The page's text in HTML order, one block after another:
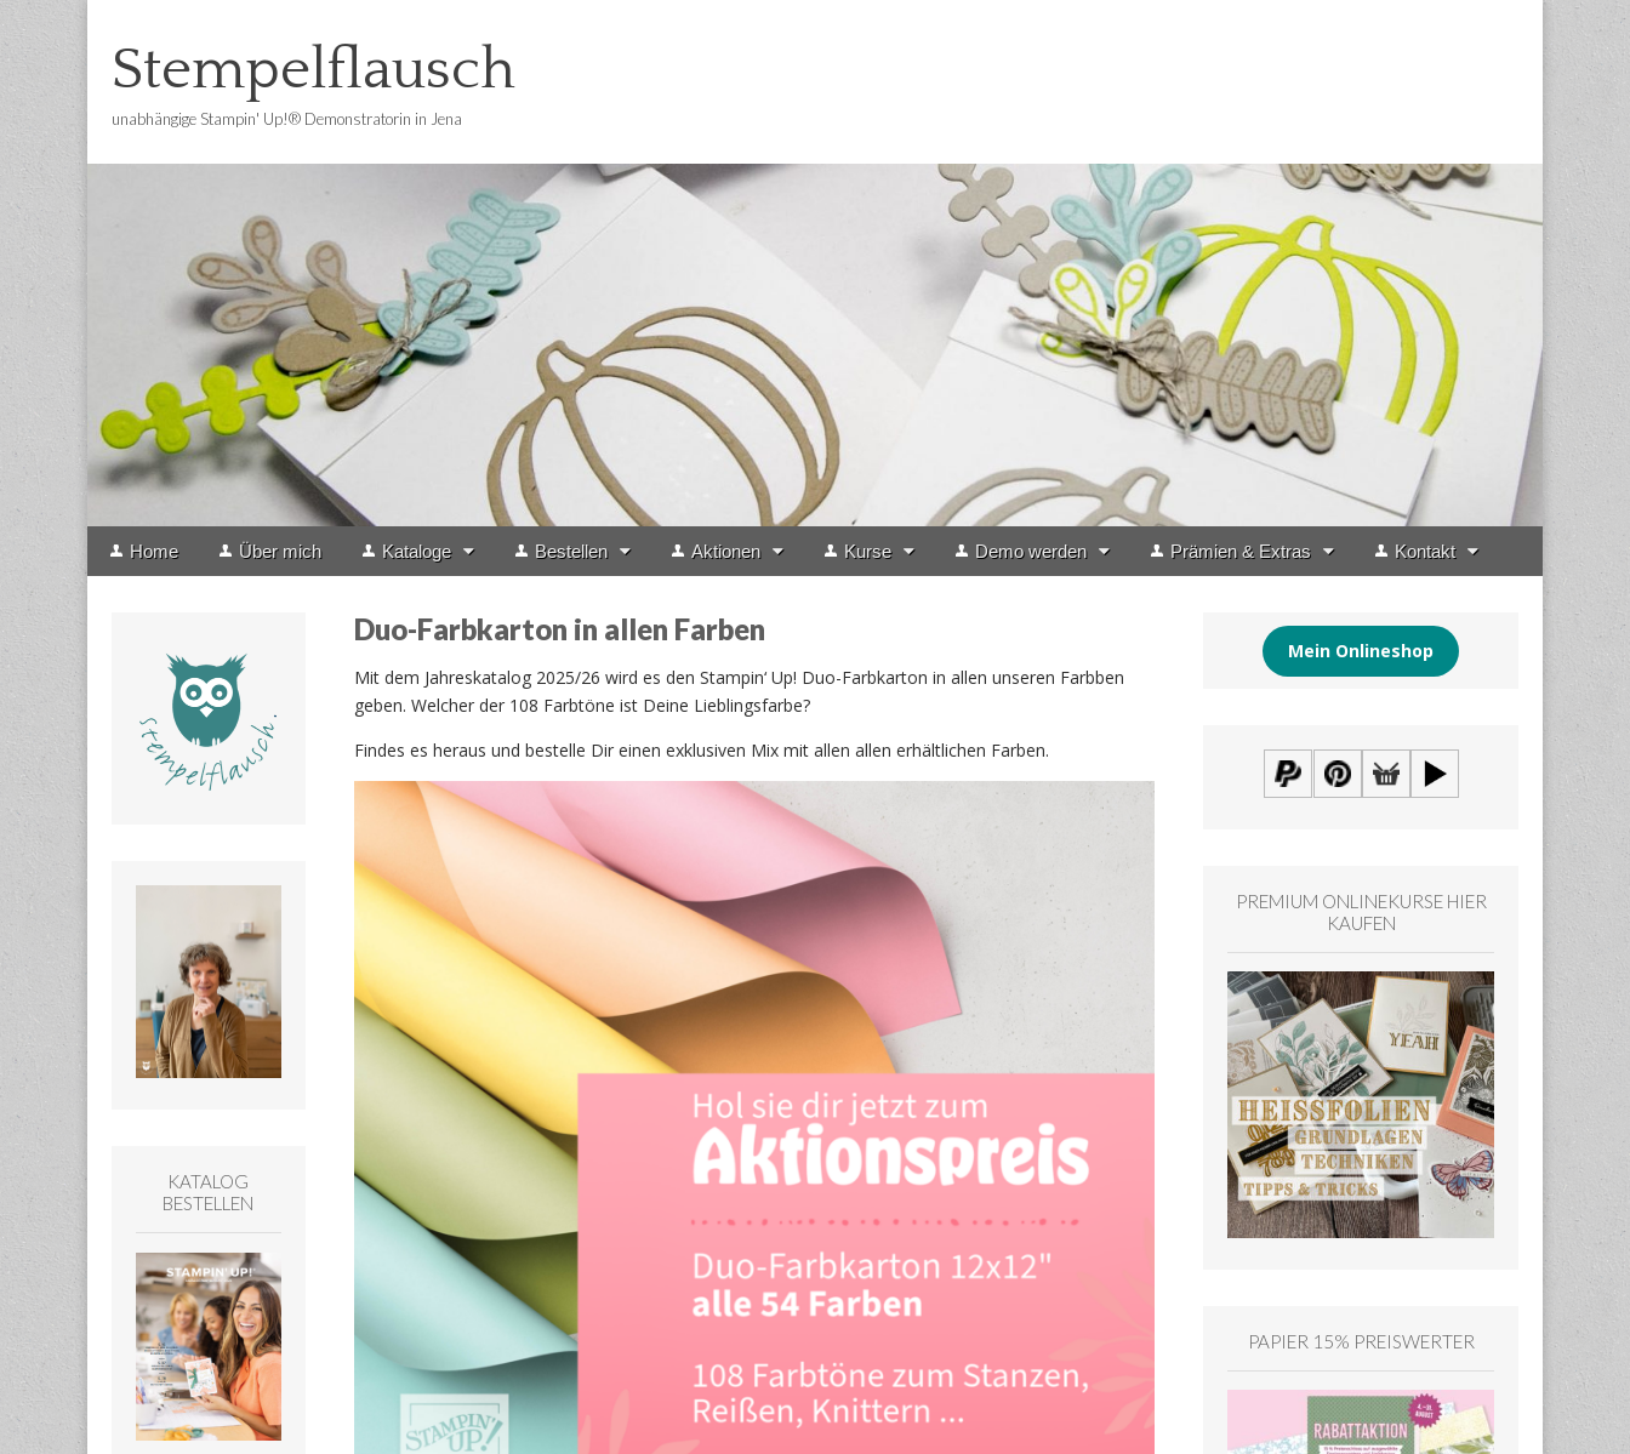
Stempelflausch
unabhängige Stampin' Up!® Demonstratorin in Jena
Main
Skip
Home Über mich Kataloge Bestellen Aktionen Kurse Demo werden Prämien & Extras Kontakt
Duo-Farbkarton in allen Farben
Mit dem Jahreskatalog 2025/26 wird es den Stampin‘ Up! Duo-Farbkarton in allen unseren Farbben
geben. Welcher der 108 Farbtöne ist Deine Lieblingsfarbe?
Findes es heraus und bestelle Dir einen exklusiven Mix mit allen allen erhältlichen Farben.
KATALOG
BESTELLEN
Mein Onlineshop
PREMIUM ONLINEKURSE HIER
KAUFEN
PAPIER 15% PREISWERTER